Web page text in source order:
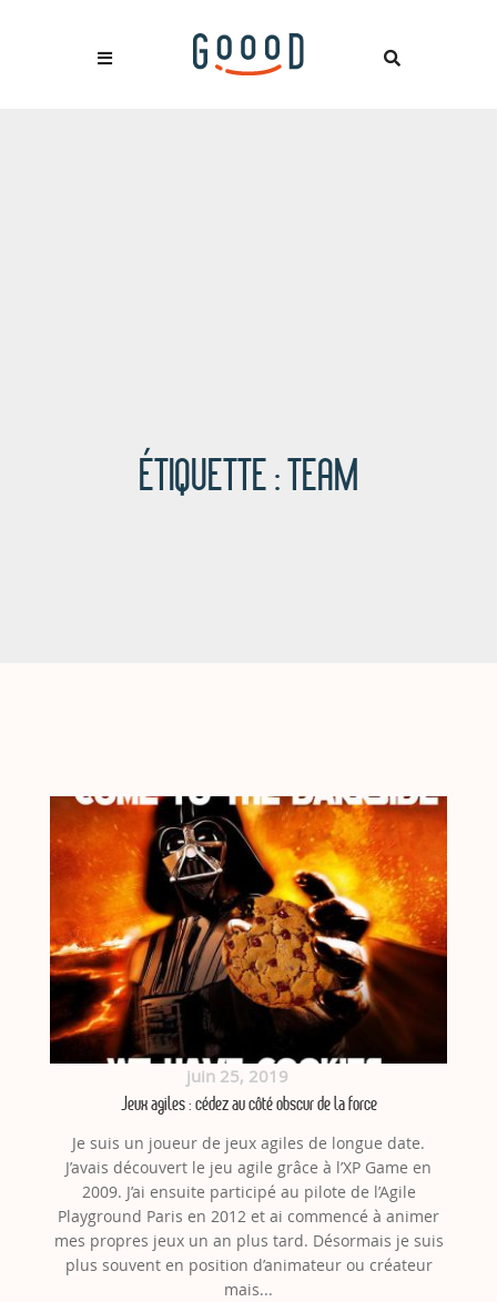
ÉTIQUETTE :TEAM
juin 25, 2019
Jeux agiles : cédez au côté obscur de la force
Je suis un joueur de jeux agiles de longue date.
J’avais découvert le jeu agile grâce à l’XP Game en
2009. J’ai ensuite participé au pilote de l’Agile
Playground Paris en 2012 et ai commencé à animer
mes propres jeux un an plus tard. Désormais je suis
plus souvent en position d’animateur ou créateur
mais...